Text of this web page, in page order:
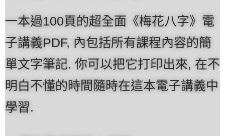
一本過100頁的超全面《梅花八字》電
子講義PDF, 內包括所有課程內容的簡
單文字筆記. 你可以把它打印出來, 在不
明白不懂的時間隨時在這本電子講義中
學習.